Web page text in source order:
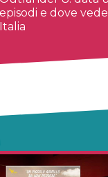
episodi e dove
Italia